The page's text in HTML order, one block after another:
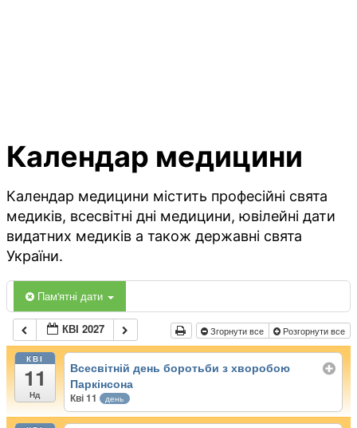
Календар медицини
Календар медицини містить професійні свята
медиків, всесвітні дні медицини, ювілейні дати
видатних медиків а також державні свята
України.
Пам'ятні дати
КВІ 2027 Згорнути все Розгорнути все
КВІ
11
Нд
Всесвітній день боротьби з хворобою
Паркінсона
Кві 11 день